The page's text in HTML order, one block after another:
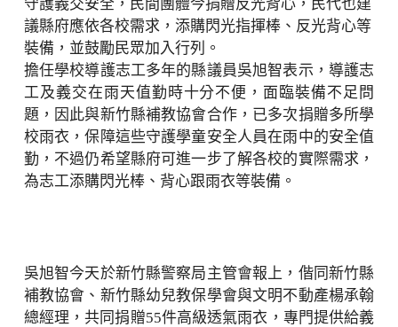
守護義交安全，民間團體今捐贈反光背心，民代也建
議縣府應依各校需求，添購閃光指揮棒、反光背心等
裝備，並鼓勵民眾加入行列。
擔任學校導護志工多年的縣議員吳旭智表示，導護志
工及義交在雨天值勤時十分不便，面臨裝備不足問
題，因此與新竹縣補教協會合作，已多次捐贈多所學
校雨衣，保障這些守護學童安全人員在雨中的安全值
勤，不過仍希望縣府可進一步了解各校的實際需求，
為志工添購閃光棒、背心跟雨衣等裝備。
吳旭智今天於新竹縣警察局主管會報上，偕同新竹縣
補教協會、新竹縣幼兒教保學會與文明不動產楊承翰
總經理，共同捐贈55件高級透氣雨衣，專門提供給義